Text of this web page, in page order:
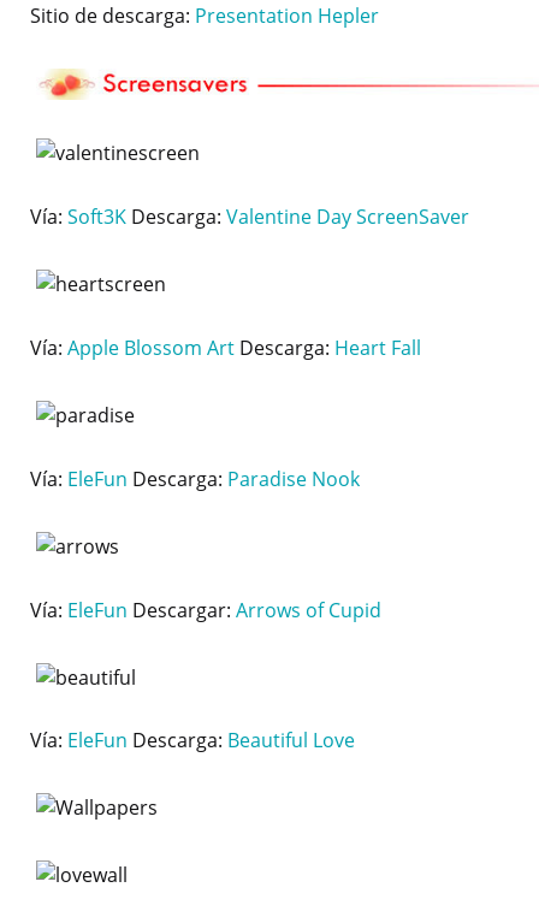
Sitio de descarga: Presentation Hepler
Vía: Soft3K Descarga: Valentine Day ScreenSaver
Vía: Apple Blossom Art Descarga: Heart Fall
Vía: EleFun Descarga: Paradise Nook
Vía: EleFun Descargar: Arrows of Cupid
Vía: EleFun Descarga: Beautiful Love